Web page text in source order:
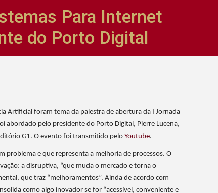
Para Internet
do Porto Digital
Artificial foram tema da palestra de abertura da I Jornada
abordado pelo presidente do Porto Digital, Pierre Lucena,
G1. O evento foi transmitido peloYoutube.
problema e que representa a melhoria de processos. O
a disruptiva, “que muda o mercado e torna o
que traz “melhoramentos”. Ainda de acordo com
como algo inovador se for “acessível, conveniente e